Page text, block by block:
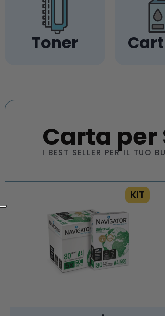
Toner
Carta
I BEST SELLER PER IL TUO
KIT